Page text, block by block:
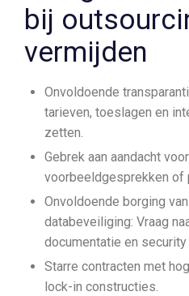
bij
vermijden
Onvoldoende
tarieven, toeslagen en
zetten.
Gebrek aan aandacht
voorbeeldgesprekken of
Onvoldoende borging
databeveiliging: Vraag
documentatie en security
Starre contracten met
lock-in constructies.